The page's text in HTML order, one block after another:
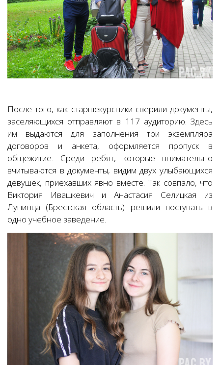
После того, как старшекурсники сверили документы,
заселяющихся отправляют в 117 аудиторию. Здесь
им выдаются для заполнения три экземпляра
договоров и анкета, оформляется пропуск в
общежитие. Среди ребят, которые внимательно
вчитываются в документы, видим двух улыбающихся
девушек, приехавших явно вместе. Так совпало, что
Виктория Ивашкевич и Анастасия Селицкая из
Лунинца (Брестская область) решили поступать в
одно учебное заведение.